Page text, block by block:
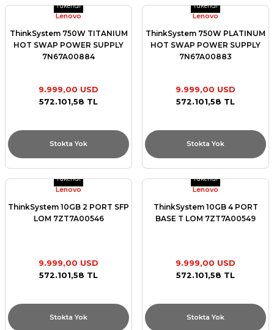
Tükendi
Lenovo
ThinkSystem 750W TITANIUM
HOT SWAP POWER SUPPLY
7N67A00884
9.999,00 USD
572.101,58 TL
Stokta Yok
Tükendi
Lenovo
ThinkSystem 750W PLATINUM
HOT SWAP POWER SUPPLY
7N67A00883
9.999,00 USD
572.101,58 TL
Stokta Yok
Tükendi
Lenovo
ThinkSystem 10GB 2 PORT SFP
LOM 7ZT7A00546
9.999,00 USD
572.101,58 TL
Stokta Yok
Tükendi
Lenovo
ThinkSystem 10GB 4 PORT
BASE T LOM 7ZT7A00549
9.999,00 USD
572.101,58 TL
Stokta Yok